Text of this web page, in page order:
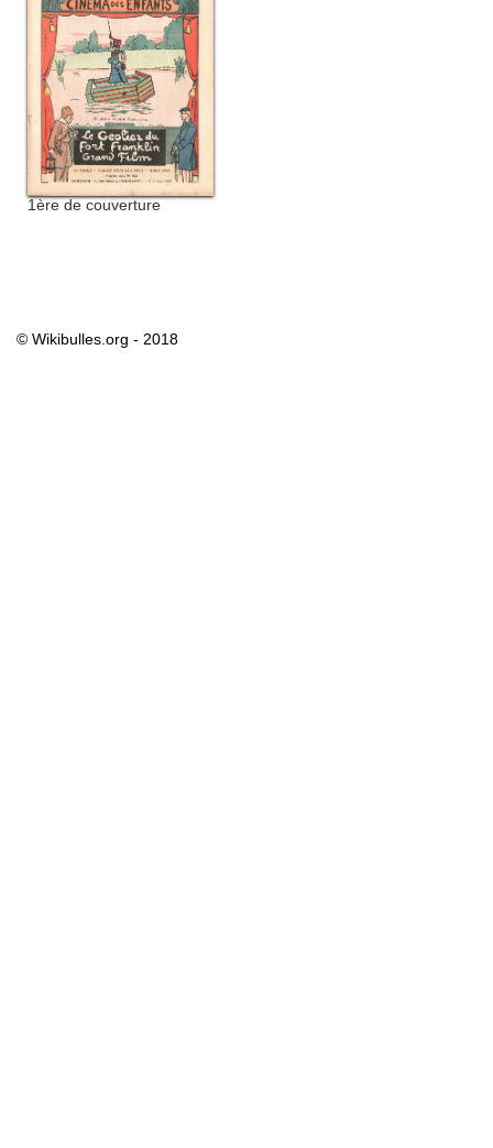
1ère de couverture
© Wikibulles.org - 2018